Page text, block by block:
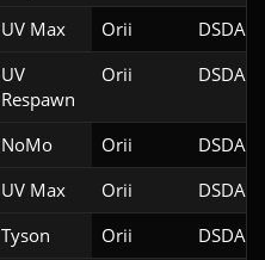
UV Max Orii
DSDA-
UV
Respawn
Orii DSDA-
NoMo Orii DSDA-
UV Max Orii
DSDA-
Tyson
Orii
DSDA-